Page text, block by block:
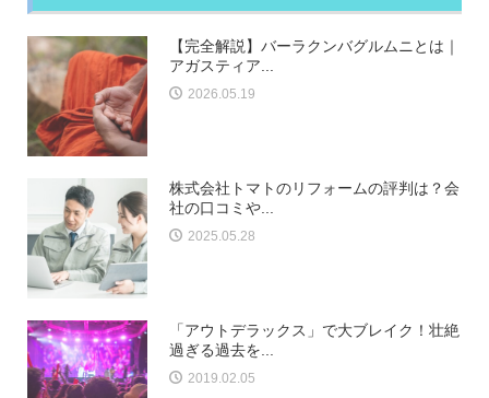
【完全解説】バーラクンバグルムニとは｜
アガスティア...
2026.05.19
株式会社トマトのリフォームの評判は？会
社の口コミや...
2025.05.28
「アウトデラックス」で大ブレイク！壮絶
過ぎる過去を...
2019.02.05